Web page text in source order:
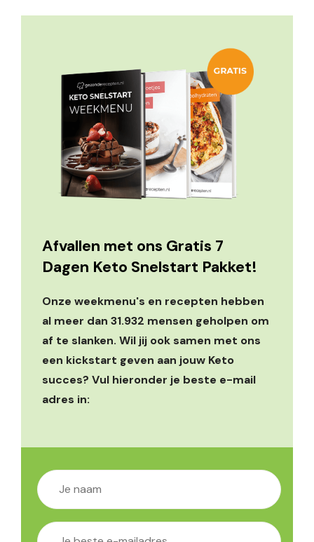
Afvallen met ons Gratis 7
Dagen Keto Snelstart Pakket!
Onze weekmenu's en recepten hebben
al meer dan 31.932 mensen geholpen om
af te slanken. Wil jij ook samen met ons
een kickstart geven aan jouw Keto
succes? Vul hieronder je beste e-mail
adres in: